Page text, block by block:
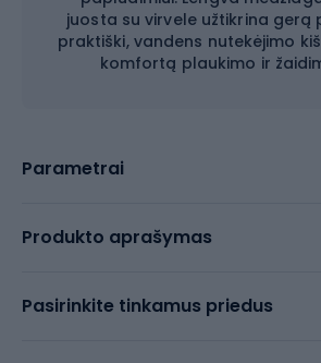
juosta su virvele užtikrina gerą
praktiški, vandens nutekėjimo
komfortą plaukimo ir
Parametrai
Produkto aprašymas
Pasirinkite tinkamus priedus